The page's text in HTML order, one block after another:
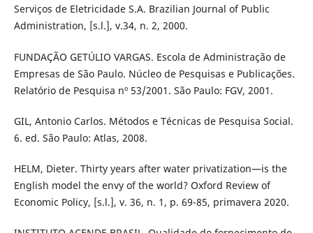
Serviços de Eletricidade S.A. Brazilian Journal of Public
Administration, [s.l.], v.34, n. 2, 2000.
FUNDAÇÃO GETÚLIO VARGAS. Escola de Administração de
Empresas de São Paulo. Núcleo de Pesquisas e Publicações.
Relatório de Pesquisa nº 53/2001. São Paulo: FGV, 2001.
GIL, Antonio Carlos. Métodos e Técnicas de Pesquisa Social.
6. ed. São Paulo: Atlas, 2008.
HELM, Dieter. Thirty years after water privatization—is the
English model the envy of the world? Oxford Review of
Economic Policy, [s.l.], v. 36, n. 1, p. 69-85, primavera 2020.